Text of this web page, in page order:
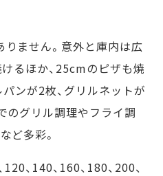
ません。意外と庫内は広
るほか、25cmのピザも焼
ンが2枚、グリルネットが
のグリル調理やフライ調
ど多彩。
、140、160、180、200、